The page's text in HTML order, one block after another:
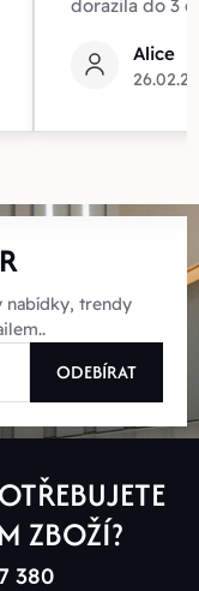
dorazila do 3
Alice
nabídky, trendy
ODEBÍRAT
ZBOŽÍ?
380